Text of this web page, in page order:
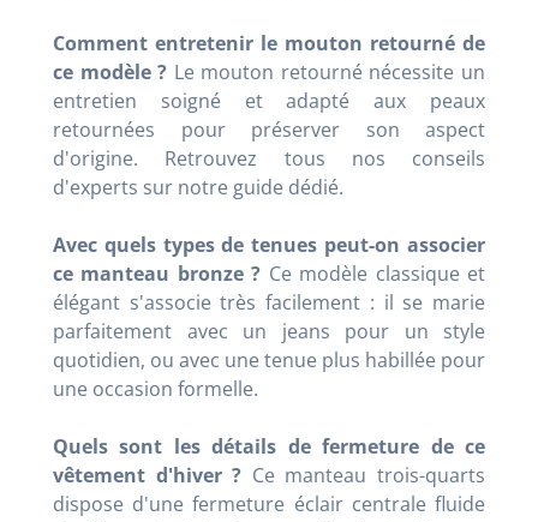
Comment entretenir le mouton retourné de
ce modèle ? Le mouton retourné nécessite un
entretien soigné et adapté aux peaux
retournées pour préserver son aspect
d'origine. Retrouvez tous nos conseils
d'experts sur notre guide dédié.
Avec quels types de tenues peut-on associer
ce manteau bronze ? Ce modèle classique et
élégant s'associe très facilement : il se marie
parfaitement avec un jeans pour un style
quotidien, ou avec une tenue plus habillée pour
une occasion formelle.
Quels sont les détails de fermeture de ce
vêtement d'hiver ? Ce manteau trois-quarts
dispose d'une fermeture éclair centrale fluide